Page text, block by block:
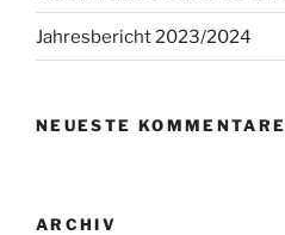
Jahresbericht 2023/2024
NEUESTE KOMMENTARE
ARCHIV